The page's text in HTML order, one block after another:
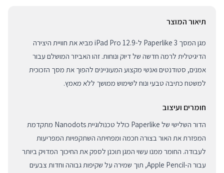
תיאור המוצר
מגן המסך Paperlike 3 ל-iPad Pro 12.9 מביא את חוויית היצירה
הדיגיטלית לרמה חדשה של דיוק ונוחות. זהו האביזר המושלם עבור
אמנים, סטודנטים ואנשי מקצוע המעוניינים להפוך את מסך הזכוכית
למשטח כתיבה טבעי ונוח לשימוש ממושך ללא מאמץ.
חומרים ועיצוב
הדור השלישי של Paperlike כולל טכנולוגיית Nanodots מתקדמת
המפזרת את האור בצורה חכמה ומפחיתה השתקפויות המפריעות
לעבודה. החומר ממנו עשוי המגן תוכנן לספק את החיכוך המדויק ביותר
עבור ה-Apple Pencil, תוך שמירה על שקיפות גבוהה וחדות צבעים